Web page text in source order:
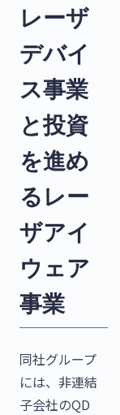
レーザ
デバイ
ス事業
と投資
を進め
るレー
ザアイ
ウェア
事業
同社グループ
には、非連結
子会社のQD